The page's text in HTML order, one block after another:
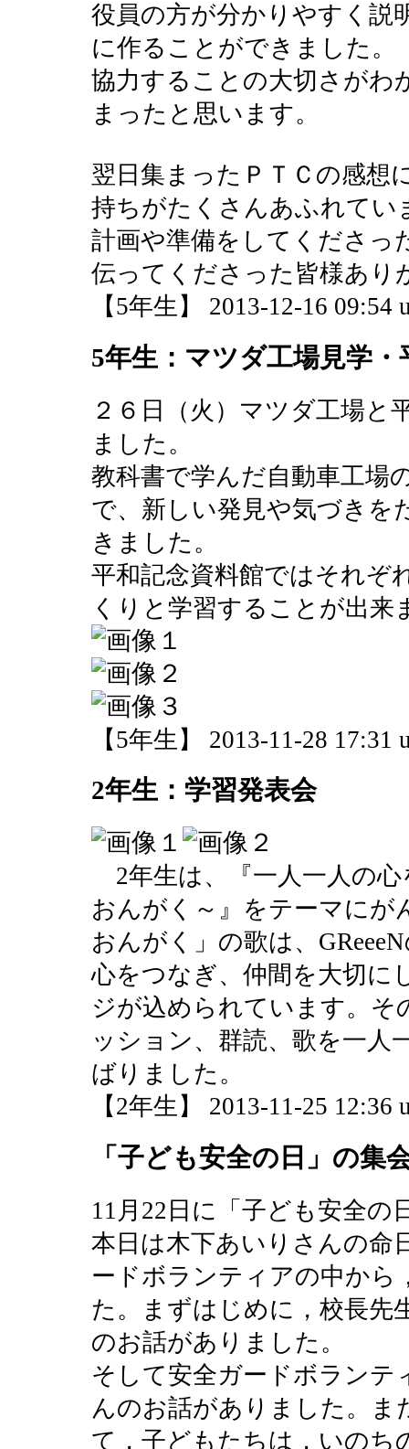
役員の方が分かりやすく説
に作ることができました。
協力することの大切さがわ
まったと思います。
翌日集まったＰＴＣの感想
持ちがたくさんあふれてい
計画や準備をしてくださっ
伝ってくださった皆様あり
【5年生】 2013-12-16 09:54
5年生：マツダ工場見学
２６日（火）マツダ工場と
ました。
教科書で学んだ自動車工場
で、新しい発見や気づきを
きました。
平和記念資料館ではそれぞ
くりと学習することが出来
【5年生】 2013-11-28 17:31
2年生：学習発表会
2年生は、『一人一人の
おんがく～』をテーマにが
おんがく」の歌は、
心をつなぎ、仲間を大切に
ジが込められています。
ッション、群読、歌を一人
ばりました。
【2年生】 2013-11-25 12:36
「子ども安全の日」の集
11月22日に「子ども安全の
本日は木下あいりさんの命
ードボランティアの中から
た。まずはじめに，校長先
のお話がありました。
そして安全ガードボランテ
んのお話がありました。ま
て，子どもたちは，いのち